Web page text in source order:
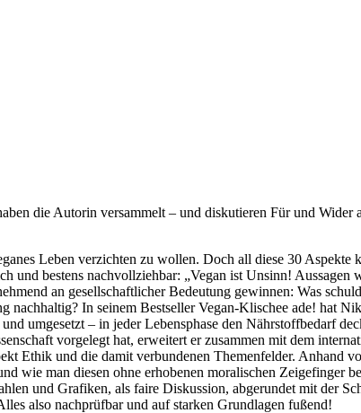
die Autorin versammelt – und diskutieren Für und
Leben verzichten zu wollen. Doch all diese 30
bestens nachvollziehbar: „Vegan ist Unsinn! Aussagen
an gesellschaftlicher Bedeutung gewinnen: Was
nachhaltig? In seinem Bestseller Vegan-Klischee ade! hat
umgesetzt – in jeder Lebensphase den Nährstoffbedarf
vorgelegt hat, erweitert er zusammen mit dem
Ethik und die damit verbundenen Themenfelder. Anhand
wie man diesen ohne erhobenen moralischen Zeigefinger
und Grafiken, als faire Diskussion, abgerundet mit der
also nachprüfbar und auf starken Grundlagen fußend!